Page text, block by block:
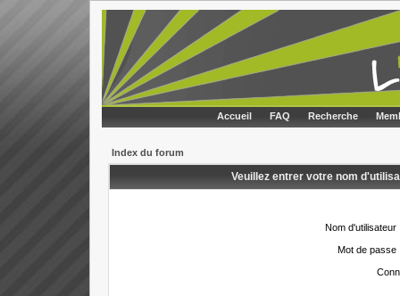
Accueil FAQ Recherche
Index du forum
Veuillez entrer votre nom
Nom d'utilisateur
Mot de passe